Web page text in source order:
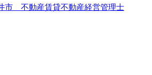
市 不動産賃貸不動産経営管理士